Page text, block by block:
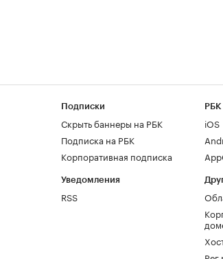
Подписки
Скрыть баннеры на РБК
Подписка на РБК
Корпоративная подписка
Уведомления
RSS
РБК
iOS